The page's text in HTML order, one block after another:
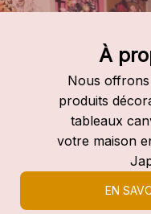
À
Nous offrons
produits
tableaux
votre maison
EN